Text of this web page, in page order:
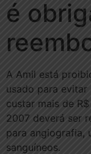
é
A Amil está
usado para
custar mais de
2007 deverá ser
para angiografia,
sanguíneos.